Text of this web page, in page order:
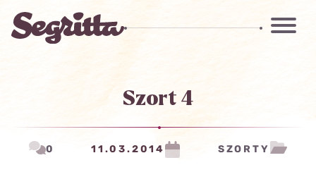
Szort 4
0 11.03.2014 SZORTY